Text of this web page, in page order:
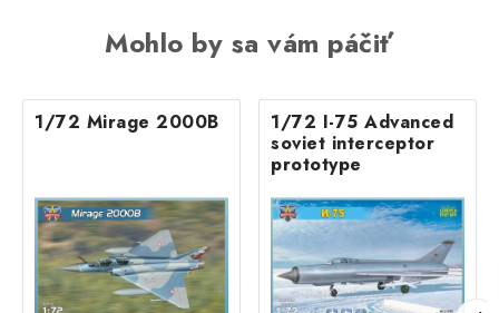
Mohlo by sa vám páčiť
1/72 Mirage 2000B
1/72 I-75 Advanced
soviet interceptor
prototype